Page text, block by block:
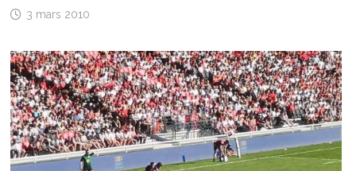
3 mars 2010